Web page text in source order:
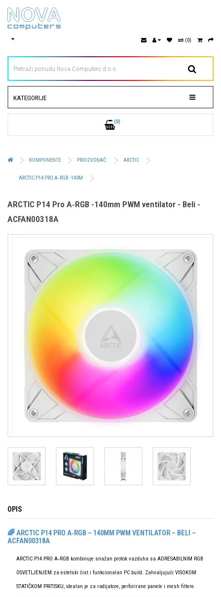
(0)
KATEGORIJE
(0)
KOMPONENTE PROIZVOĐAČ: ARCTIC
ARCTIC P14 PRO A‑RGB -140M
ARCTIC P14 Pro A‑RGB -140mm PWM ventilator - Beli -
ACFAN00318A
OPIS
🌈 ARCTIC P14 PRO A‑RGB – 140MM PWM VENTILATOR – BELI –
ACFAN00318A
ARCTIC P14 PRO A‑RGB kombinuje snažan protok vazduha sa ADRESABILNIM RGB
OSVETLJENJEM za estetski čist i funkcionalan PC build. Zahvaljujući VISOKOM
STATIČKOM PRITISKU, idealan je za radijatore, perforirane panele i mesh filtere.